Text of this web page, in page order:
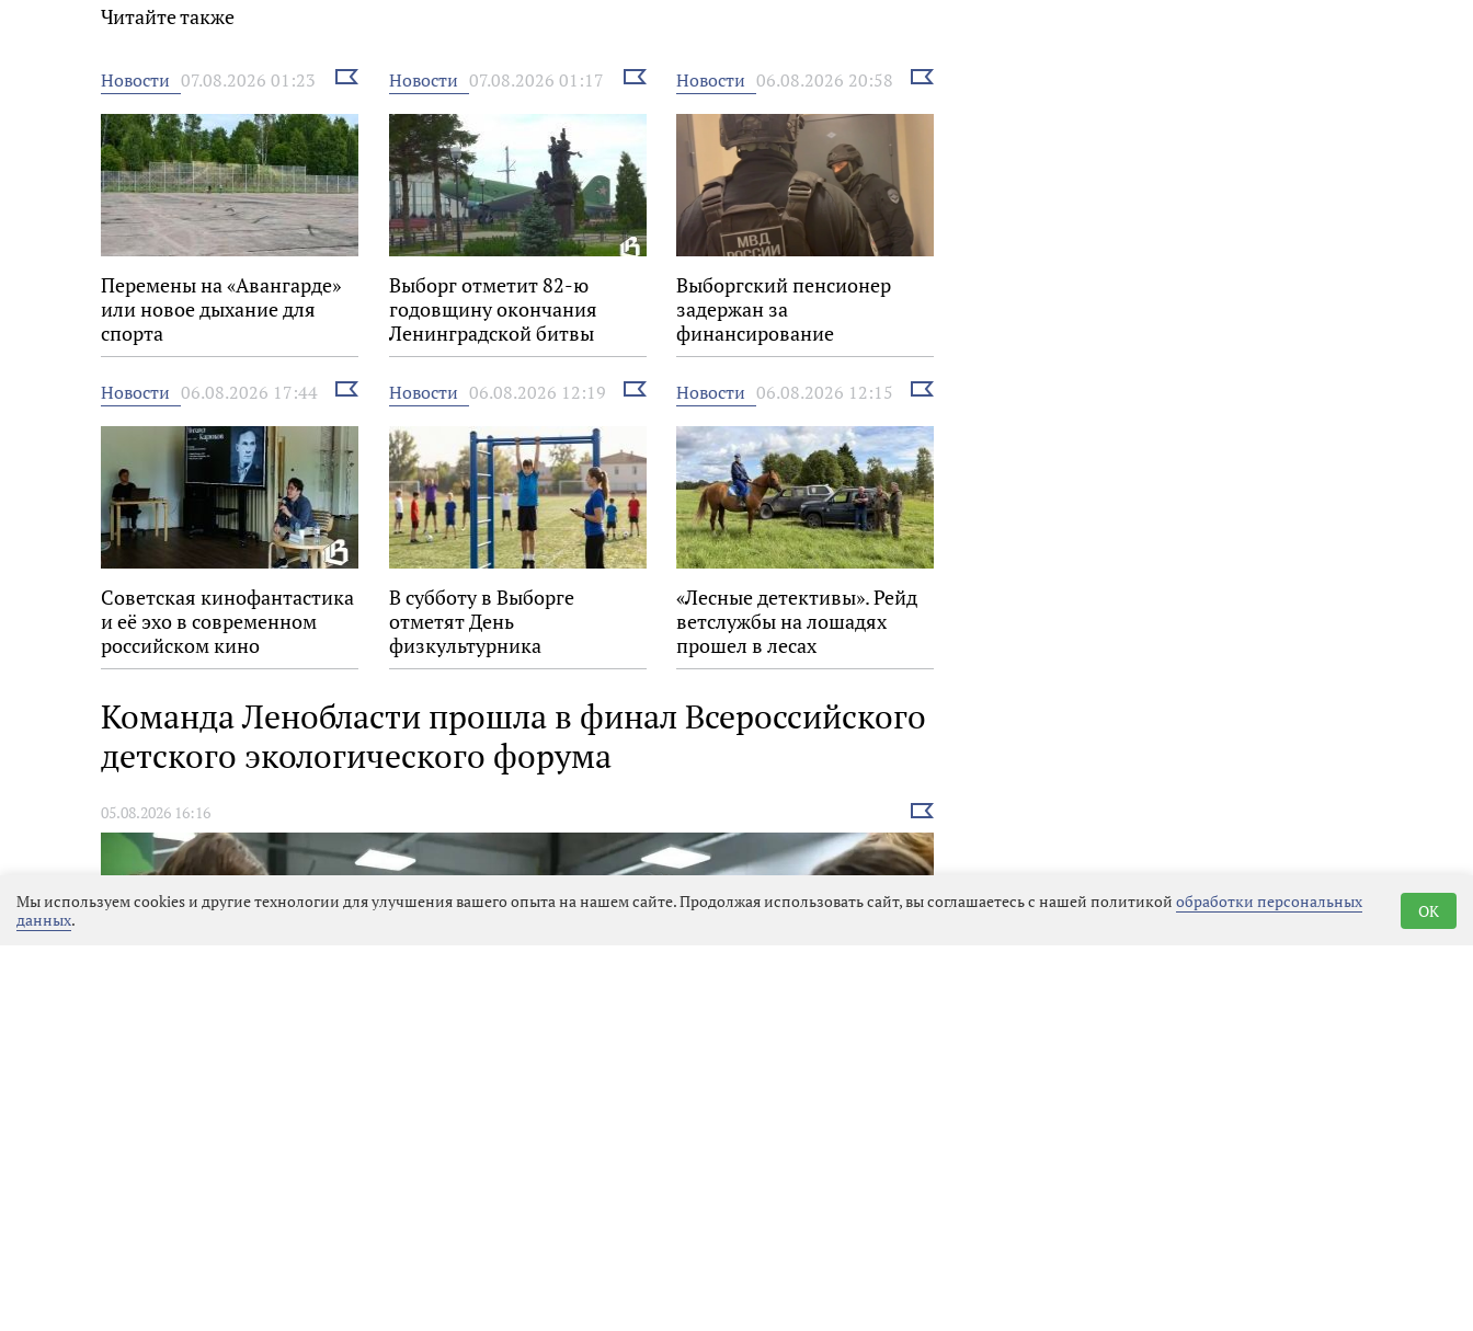
Читайте также
Новости 07.08.2026 01:23
Выбрать
новость
Перемены на «Авангарде»
или новое дыхание для
спорта
Новости 07.08.2026 01:17
Выбрать
новость
Выборг отметит 82-ю
годовщину окончания
Ленинградской битвы
Новости 06.08.2026 20:58
Выбрать
Выборгский пенсионер
задержан за
финансирование
экстремизма
Новости 06.08.2026 17:44
Выбрать
новость
Советская кинофантастика
и её эхо в современном
российском кино
Новости 06.08.2026 12:19
Выбрать
новость
В субботу в Выборге
отметят День
физкультурника
Новости 06.08.2026 12:15
Выбрать
«Лесные детективы». Рейд
ветслужбы на лошадях
прошел в лесах
Выборгского района
Команда Ленобласти прошла в финал Всероссийского
детского экологического форума
05.08.2026 16:16
Выбрать
новость
Мы используем cookies и другие технологии для улучшения вашего опыта на нашем сайте. Продолжая использовать сайт, вы соглашаетесь с нашей политикой обработки персональных
данных. OK